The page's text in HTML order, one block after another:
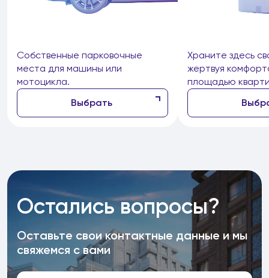
Собственные парковочные
места для машины или
мотоцикла.
Выбрать
Храните здесь
жертвуя
площадью
Остались вопросы?
Оставьте свои контактные данные и мы
свяжемся с вами